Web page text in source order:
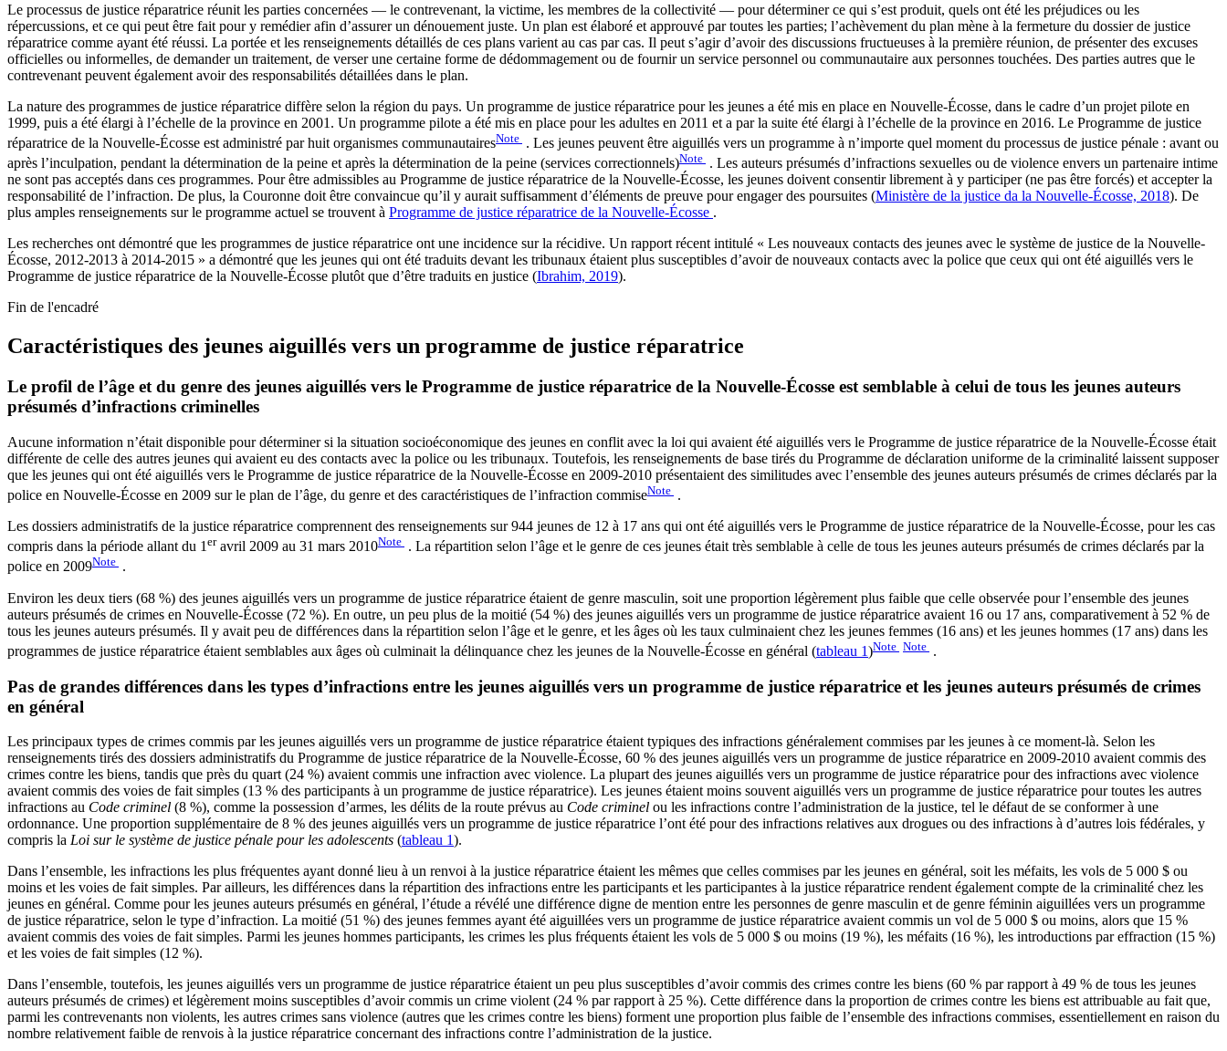
Le processus de justice réparatrice réunit les parties concernées — le contrevenant, la victime, les membres de la collectivité — pour déterminer ce qui s’est produit, quels ont été les préjudices ou les
répercussions, et ce qui peut être fait pour y remédier afin d’assurer un dénouement juste. Un plan est élaboré et approuvé par toutes les parties; l’achèvement du plan mène à la fermeture du dossier de justice
réparatrice comme ayant été réussi. La portée et les renseignements détaillés de ces plans varient au cas par cas. Il peut s’agir d’avoir des discussions fructueuses à la première réunion, de présenter des excuses
officielles ou informelles, de demander un traitement, de verser une certaine forme de dédommagement ou de fournir un service personnel ou communautaire aux personnes touchées. Des parties autres que le
contrevenant peuvent également avoir des responsabilités détaillées dans le plan.
La nature des programmes de justice réparatrice diffère selon la région du pays. Un programme de justice réparatrice pour les jeunes a été mis en place en Nouvelle-Écosse, dans le cadre d’un projet pilote en
1999, puis a été élargi à l’échelle de la province en 2001. Un programme pilote a été mis en place pour les adultes en 2011 et a par la suite été élargi à l’échelle de la province en 2016. Le Programme de justice
réparatrice de la Nouvelle-Écosse est administré par huit organismes communautairesNote . Les jeunes peuvent être aiguillés vers un programme à n’importe quel moment du processus de justice pénale : avant ou
après l’inculpation, pendant la détermination de la peine et après la détermination de la peine (services correctionnels)Note . Les auteurs présumés d’infractions sexuelles ou de violence envers un partenaire intime
ne sont pas acceptés dans ces programmes. Pour être admissibles au Programme de justice réparatrice de la Nouvelle-Écosse, les jeunes doivent consentir librement à y participer (ne pas être forcés) et accepter la
responsabilité de l’infraction. De plus, la Couronne doit être convaincue qu’il y aurait suffisamment d’éléments de preuve pour engager des poursuites (Ministère de la justice da la Nouvelle-Écosse, 2018). De
plus amples renseignements sur le programme actuel se trouvent à Programme de justice réparatrice de la Nouvelle-Écosse .
Les recherches ont démontré que les programmes de justice réparatrice ont une incidence sur la récidive. Un rapport récent intitulé « Les nouveaux contacts des jeunes avec le système de justice de la Nouvelle-
Écosse, 2012-2013 à 2014-2015 » a démontré que les jeunes qui ont été traduits devant les tribunaux étaient plus susceptibles d’avoir de nouveaux contacts avec la police que ceux qui ont été aiguillés vers le
Programme de justice réparatrice de la Nouvelle-Écosse plutôt que d’être traduits en justice (Ibrahim, 2019).
Fin de l'encadré
Caractéristiques des jeunes aiguillés vers un programme de justice réparatrice
Le profil de l’âge et du genre des jeunes aiguillés vers le Programme de justice réparatrice de la Nouvelle-Écosse est semblable à celui de tous les jeunes auteurs
présumés d’infractions criminelles
Aucune information n’était disponible pour déterminer si la situation socioéconomique des jeunes en conflit avec la loi qui avaient été aiguillés vers le Programme de justice réparatrice de la Nouvelle-Écosse était
différente de celle des autres jeunes qui avaient eu des contacts avec la police ou les tribunaux. Toutefois, les renseignements de base tirés du Programme de déclaration uniforme de la criminalité laissent supposer
que les jeunes qui ont été aiguillés vers le Programme de justice réparatrice de la Nouvelle-Écosse en 2009-2010 présentaient des similitudes avec l’ensemble des jeunes auteurs présumés de crimes déclarés par la
police en Nouvelle-Écosse en 2009 sur le plan de l’âge, du genre et des caractéristiques de l’infraction commiseNote .
Les dossiers administratifs de la justice réparatrice comprennent des renseignements sur 944 jeunes de 12 à 17 ans qui ont été aiguillés vers le Programme de justice réparatrice de la Nouvelle-Écosse, pour les cas
compris dans la période allant du 1 eravril 2009 au 31 mars 2010Note . La répartition selon l’âge et le genre de ces jeunes était très semblable à celle de tous les jeunes auteurs présumés de crimes déclarés par la
police en 2009Note .
Environ les deux tiers (68 %) des jeunes aiguillés vers un programme de justice réparatrice étaient de genre masculin, soit une proportion légèrement plus faible que celle observée pour l’ensemble des jeunes
auteurs présumés de crimes en Nouvelle-Écosse (72 %). En outre, un peu plus de la moitié (54 %) des jeunes aiguillés vers un programme de justice réparatrice avaient 16 ou 17 ans, comparativement à 52 % de
tous les jeunes auteurs présumés. Il y avait peu de différences dans la répartition selon l’âge et le genre, et les âges où les taux culminaient chez les jeunes femmes (16 ans) et les jeunes hommes (17 ans) dans les
programmes de justice réparatrice étaient semblables aux âges où culminait la délinquance chez les jeunes de la Nouvelle-Écosse en général (tableau 1)Note Note .
Pas de grandes différences dans les types d’infractions entre les jeunes aiguillés vers un programme de justice réparatrice et les jeunes auteurs présumés de crimes
en général
Les principaux types de crimes commis par les jeunes aiguillés vers un programme de justice réparatrice étaient typiques des infractions généralement commises par les jeunes à ce moment-là. Selon les
renseignements tirés des dossiers administratifs du Programme de justice réparatrice de la Nouvelle-Écosse, 60 % des jeunes aiguillés vers un programme de justice réparatrice en 2009-2010 avaient commis des
crimes contre les biens, tandis que près du quart (24 %) avaient commis une infraction avec violence. La plupart des jeunes aiguillés vers un programme de justice réparatrice pour des infractions avec violence
avaient commis des voies de fait simples (13 % des participants à un programme de justice réparatrice). Les jeunes étaient moins souvent aiguillés vers un programme de justice réparatrice pour toutes les autres
infractions au Code criminel (8 %), comme la possession d’armes, les délits de la route prévus au Code criminel ou les infractions contre l’administration de la justice, tel le défaut de se conformer à une
ordonnance. Une proportion supplémentaire de 8 % des jeunes aiguillés vers un programme de justice réparatrice l’ont été pour des infractions relatives aux drogues ou des infractions à d’autres lois fédérales, y
compris la Loi sur le système de justice pénale pour les adolescents (tableau 1).
Dans l’ensemble, les infractions les plus fréquentes ayant donné lieu à un renvoi à la justice réparatrice étaient les mêmes que celles commises par les jeunes en général, soit les méfaits, les vols de 5 000 $ ou
moins et les voies de fait simples. Par ailleurs, les différences dans la répartition des infractions entre les participants et les participantes à la justice réparatrice rendent également compte de la criminalité chez les
jeunes en général. Comme pour les jeunes auteurs présumés en général, l’étude a révélé une différence digne de mention entre les personnes de genre masculin et de genre féminin aiguillées vers un programme
de justice réparatrice, selon le type d’infraction. La moitié (51 %) des jeunes femmes ayant été aiguillées vers un programme de justice réparatrice avaient commis un vol de 5 000 $ ou moins, alors que 15 %
avaient commis des voies de fait simples. Parmi les jeunes hommes participants, les crimes les plus fréquents étaient les vols de 5 000 $ ou moins (19 %), les méfaits (16 %), les introductions par effraction (15 %)
et les voies de fait simples (12 %).
Dans l’ensemble, toutefois, les jeunes aiguillés vers un programme de justice réparatrice étaient un peu plus susceptibles d’avoir commis des crimes contre les biens (60 % par rapport à 49 % de tous les jeunes
auteurs présumés de crimes) et légèrement moins susceptibles d’avoir commis un crime violent (24 % par rapport à 25 %). Cette différence dans la proportion de crimes contre les biens est attribuable au fait que,
parmi les contrevenants non violents, les autres crimes sans violence (autres que les crimes contre les biens) forment une proportion plus faible de l’ensemble des infractions commises, essentiellement en raison du
nombre relativement faible de renvois à la justice réparatrice concernant des infractions contre l’administration de la justice.